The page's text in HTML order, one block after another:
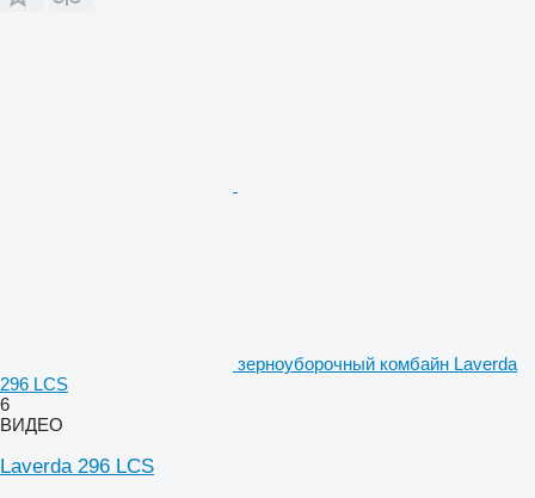
зерноуборочный комбайн Laverda
296 LCS
6
ВИДЕО
Laverda 296 LCS